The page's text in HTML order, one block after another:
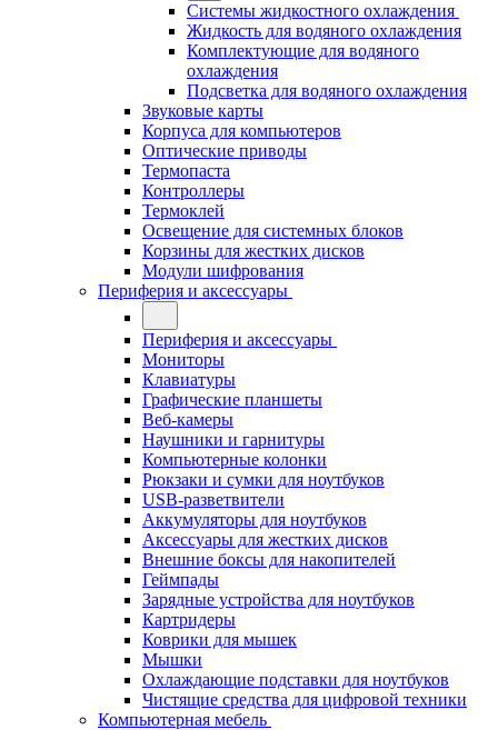
Системы жидкостного охлаждения
Жидкость для водяного охлаждения
Комплектующие для водяного
охлаждения
Подсветка для водяного охлаждения
Звуковые карты
Корпуса для компьютеров
Оптические приводы
Термопаста
Контроллеры
Термоклей
Освещение для системных блоков
Корзины для жестких дисков
Модули шифрования
Периферия и аксессуары
Периферия и аксессуары
Мониторы
Клавиатуры
Графические планшеты
Веб-камеры
Наушники и гарнитуры
Компьютерные колонки
Рюкзаки и сумки для ноутбуков
USB-разветвители
Аккумуляторы для ноутбуков
Аксессуары для жестких дисков
Внешние боксы для накопителей
Геймпады
Зарядные устройства для ноутбуков
Картридеры
Коврики для мышек
Мышки
Охлаждающие подставки для ноутбуков
Чистящие средства для цифровой техники
Компьютерная мебель